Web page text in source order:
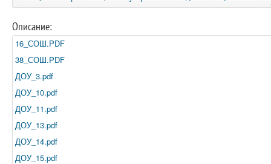
Описание:
16_СОШ.PDF
38_СОШ.PDF
ДОУ_3.pdf
ДОУ_10.pdf
ДОУ_11.pdf
ДОУ_13.pdf
ДОУ_14.pdf
ДОУ_15.pdf